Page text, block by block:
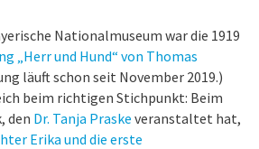
Nationalmuseum war die 1919
„Herr und Hund“ von Thomas
läuft schon seit November 2019.)
beim richtigen Stichpunkt: Beim
den Dr. Tanja Praske veranstaltet hat,
Erika und die erste